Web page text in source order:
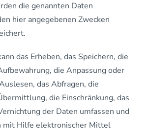
die genannten Daten
hier angegebenen Zwecken
das Erheben, das Speichern, die
die Anpassung oder
das Abfragen, die
die Einschränkung, das
der Daten umfassen und
mit Hilfe elektronischer Mittel